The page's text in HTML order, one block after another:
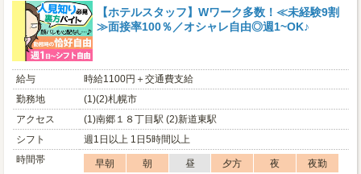
【ホテルスタッフ】Wワーク多数！≪未経験9割
≫面接率100％／オシャレ自由◎週1~OK♪
給与
時給1100円＋交通費支給
勤務地
(1)(2)札幌市
アクセス
(1)南郷１８丁目駅 (2)新道東駅
シフト
週1日以上 1日5時間以上
時間帯
早朝 朝 昼 夕方 夜
夜勤